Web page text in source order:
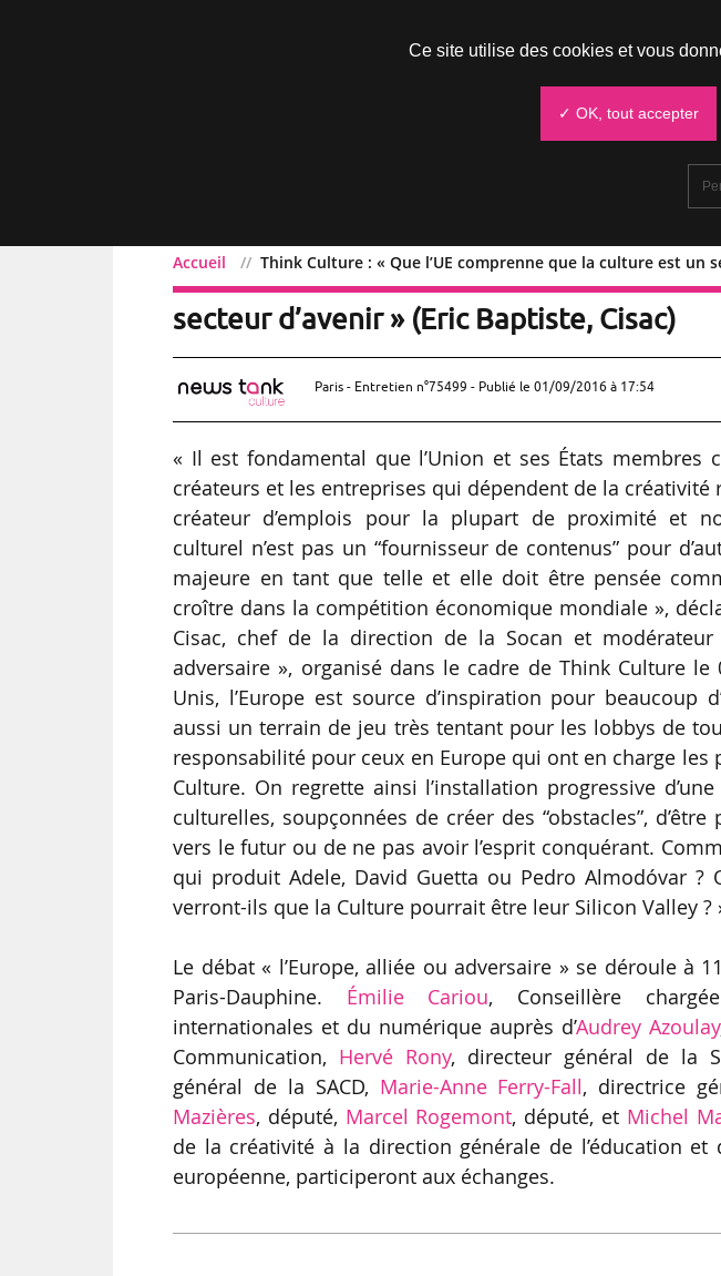
Accueil Think Culture : « Que l’UE comprenne que la culture est un
Think Culture : « Que l’UE comprenne
secteur d’avenir » (Eric Baptiste, Cisac)
Paris - Entretien n°75499 - Publié le 01/09/2016 à 17:54
« Il est fondamental que l’Union et ses États membres
créateurs et les entreprises qui dépendent de la créativité
créateur d’emplois pour la plupart de proximité et
culturel n’est pas un “fournisseur de contenus” pour
majeure en tant que telle et elle doit être pensée
croître dans la compétition économique mondiale »,
Cisac, chef de la direction de la Socan et
adversaire », organisé dans le cadre de Think Culture le
Unis, l’Europe est source d’inspiration pour beaucoup
aussi un terrain de jeu très tentant pour les lobbys de
responsabilité pour ceux en Europe qui ont en charge
Culture. On regrette ainsi l’installation progressive
culturelles, soupçonnées de créer des “obstacles”,
vers le futur ou de ne pas avoir l’esprit conquérant.
qui produit Adele, David Guetta ou Pedro Almodóvar ?
verront-ils que la Culture pourrait être leur Silicon Valley ?
Le débat « l’Europe, alliée ou adversaire » se déroule à
Paris-Dauphine. Émilie Cariou, Conseillère
internationales et du numérique auprès d’Audrey Azoulay
Communication, Hervé Rony, directeur général de la
général de la SACD, Marie-Anne Ferry-Fall, directrice
Mazières, député, Marcel Rogemont, député, et Michel
de la créativité à la direction générale de l’éducation
européenne, participeront aux échanges.
Ce site utilise des cookies et vous
✓ OK, tout accepter